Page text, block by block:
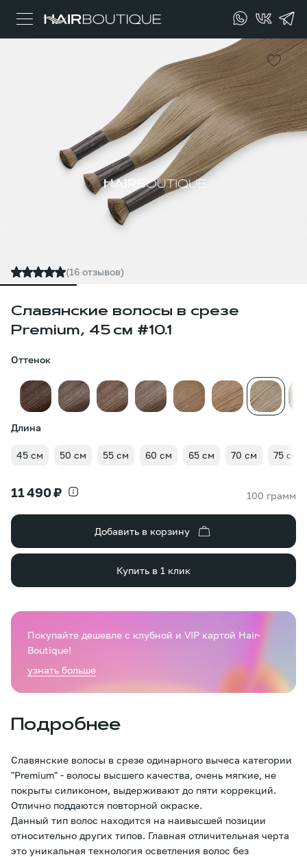
(16 отзывов)
Славянские волосы в срезе
Premium, 45 см #10.1
Оттенок
Длина
45 см 50 см 55 см 60 см 65 см 70 см 75 см
11 490 ₽ 100 грамм
Добавить в корзину
Купить в 1 клик
Подробнее
Славянские волосы в срезе одинарного вычеса категории
"Premium" - волосы высшего качества, очень мягкие, не
покрыты силиконом, выдерживают до пяти коррекций.
Отлично поддаются повторной окраске.
Данный тип волос находится на наивысшей позиции
относительно других типов. Главная отличительная черта
это уникальная технология осветления волос без
Покупайте дешевле с клубной и VIP картой Hair-
Boutique!
узнать больше